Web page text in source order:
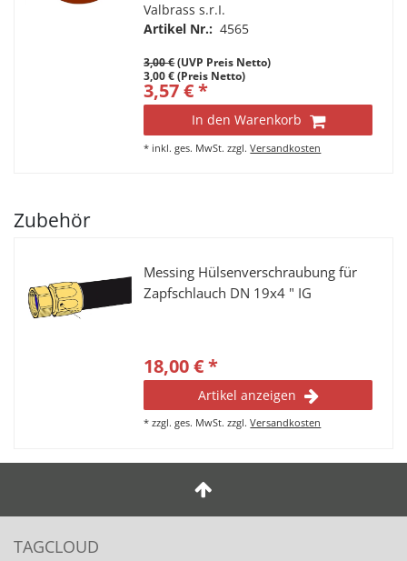
Valbrass s.r.I.
Artikel Nr.: 4565
3,00 €(UVP Preis Netto)
3,00 € (Preis Netto)
3,57 € *
In den Warenkorb
* inkl. ges. MwSt. zzgl.Versandkosten
Zubehör
Messing Hülsenverschraubung für
Zapfschlauch DN 19x4 " IG
18,00 € *
Artikel anzeigen
*zzgl. ges. MwSt. zzgl.Versandkosten
TAGCLOUD